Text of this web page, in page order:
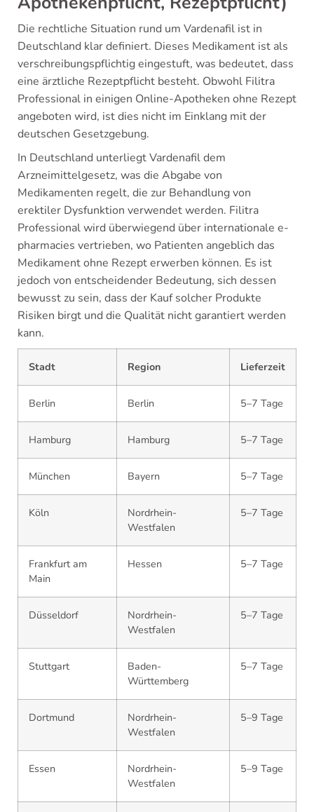
Die rechtliche Situation rund um Vardenafil ist in
Deutschland klar definiert. Dieses Medikament ist als
verschreibungspflichtig eingestuft, was bedeutet, dass
eine ärztliche Rezeptpflicht besteht. Obwohl Filitra
Professional in einigen Online-Apotheken ohne Rezept
angeboten wird, ist dies nicht im Einklang mit der
deutschen Gesetzgebung.
In Deutschland unterliegt Vardenafil dem
Arzneimittelgesetz, was die Abgabe von
Medikamenten regelt, die zur Behandlung von
erektiler Dysfunktion verwendet werden. Filitra
Professional wird überwiegend über internationale e-
pharmacies vertrieben, wo Patienten angeblich das
Medikament ohne Rezept erwerben können. Es ist
jedoch von entscheidender Bedeutung, sich dessen
bewusst zu sein, dass der Kauf solcher Produkte
Risiken birgt und die Qualität nicht garantiert werden
kann.
Stadt Region Lieferzeit
Berlin Berlin 5–7 Tage
Hamburg Hamburg 5–7 Tage
München Bayern 5–7 Tage
Köln
Nordrhein-
Westfalen
5–7 Tage
Frankfurt am
Main
Hessen 5–7 Tage
Düsseldorf
Nordrhein-
Westfalen
5–7 Tage
Stuttgart
Baden-
Württemberg
5–7 Tage
Dortmund
Nordrhein-
Westfalen
5–9 Tage
Essen
Nordrhein-
Westfalen
5–9 Tage